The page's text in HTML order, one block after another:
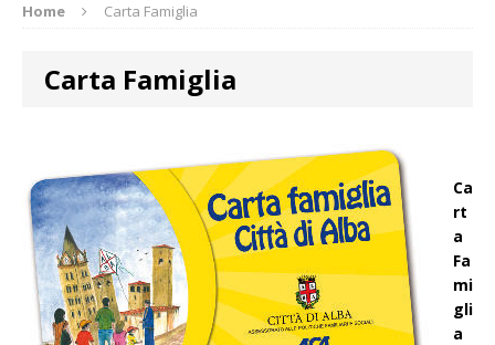
Home Carta Famiglia
Carta Famiglia
Ca
rt
a
Fa
mi
gli
a